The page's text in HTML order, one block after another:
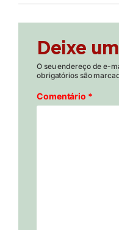
Deixe
O seu endereço de e-
obrigatórios são
Comentário *